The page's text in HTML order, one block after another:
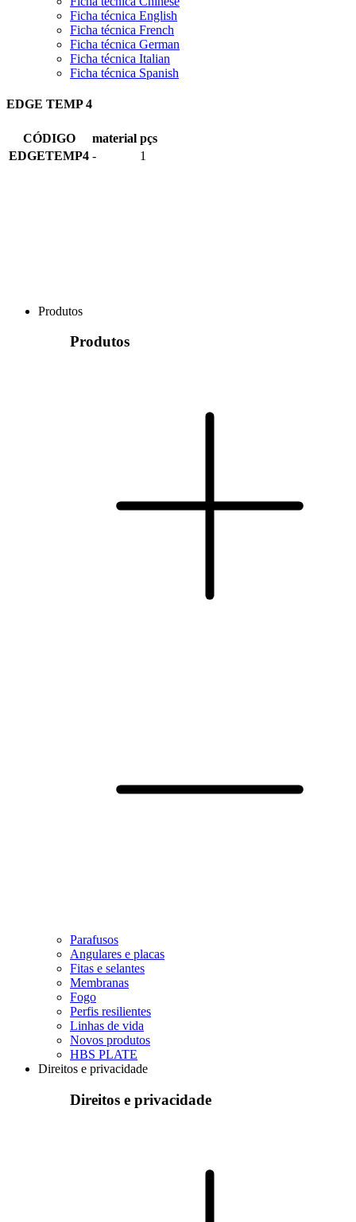
Ficha técnica English
Ficha técnica French
Ficha técnica German
Ficha técnica Italian
Ficha técnica Spanish
EDGE TEMP 4
CÓDIGO material pçs
EDGETEMP4 - 1
Produtos
Produtos
Parafusos
Angulares e placas
Fitas e selantes
Membranas
Fogo
Perfis resilientes
Linhas de vida
Novos produtos
HBS PLATE
Direitos e privacidade
Direitos e privacidade